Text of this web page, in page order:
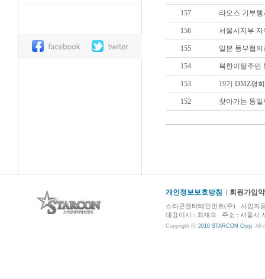
157 라오스 기부
156 서울시지부
155 일본 동부협의
154 북한이탈주민
153 19기 DMZ평
152 찾아가는 통
개인정보보호방침 회원가입
스타콘엔터테인먼트(주) 사업자
대표이사 : 최재숙 주소 : 서울시
Copyright ⓒ 2010 STARCON Corp. All